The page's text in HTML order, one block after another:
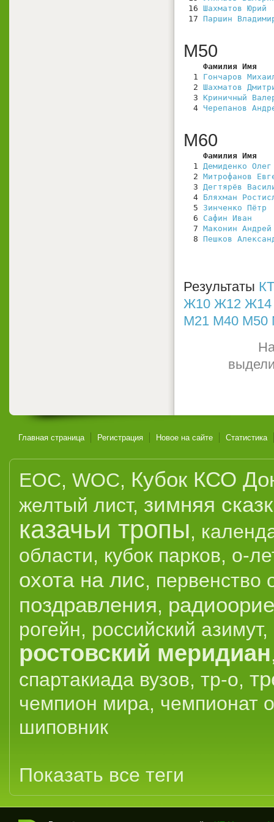
16 Шахматов Юрий
17 Паршин
М50
Фамилия Имя
  1
Гончаров
  2
Шахматов
  3
Криничный
  4
Черепанов
М60
Фамилия Имя
  1
Демиденко Олег
  2
Митрофанов
  3
Дегтярёв
  4
Бляхман
  5
Зинченко Пётр
  6
Сафин Иван
  7
Маконин Андрей
  8
Пешков
Результаты
Ж10 Ж12 Ж14
М21 М40 М50
Главная страница Регистрация Новое на сайте Статистика
EOC, WOC, Кубок КСО
желтый лист, зимняя
казачьи тропы,
области, кубок парков, о-
охота на лис, первенство
поздравления,
рогейн, российский азимут,
ростовский меридиан
спартакиада вузов, тр-о,
чемпион мира, чемпионат
шиповник
Показать все теги